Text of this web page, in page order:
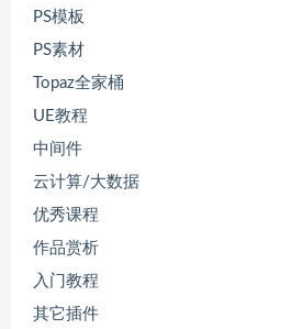
PS模板
PS素材
Topaz全家桶
UE教程
中间件
云计算/大数据
优秀课程
作品赏析
入门教程
其它插件